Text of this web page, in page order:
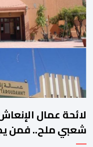
المنتظرة، في إطار تعاقد
الوعود الانتخابية إلى
لائحة عمال
شعبي ملح.. فمن